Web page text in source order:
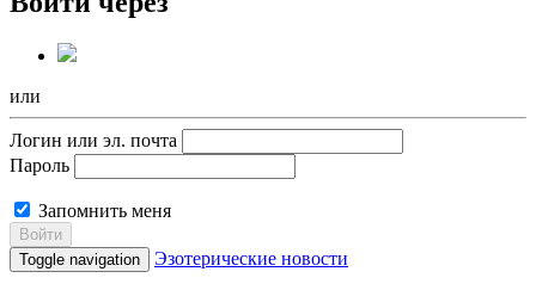
или
Логин или эл. почта
Пароль
Запомнить меня
Войти
Toggle navigation
Эзотерические новости